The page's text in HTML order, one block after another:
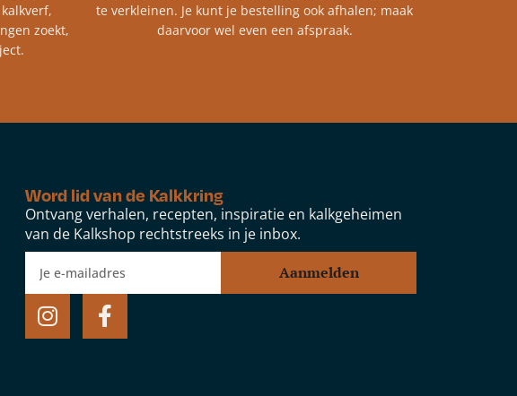
zoekt,
te verkleinen. Je kunt je bestelling ook afhalen; maak
daarvoor wel even een afspraak.
Word lid van de Kalkkring
Ontvang verhalen, recepten, inspiratie en kalkgeheimen
van de Kalkshop rechtstreeks in je inbox.
Aanmelden